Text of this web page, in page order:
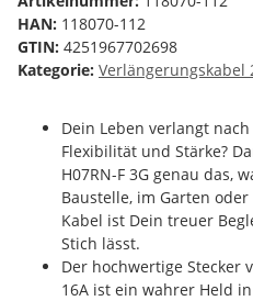
HAN: 118070-112
GTIN: 4251967702698
Kategorie: Verlängerungskabel
Dein Leben verlangt
Flexibilität und Stärke?
H07RN-F 3G genau das,
Baustelle, im Garten
Kabel ist Dein treuer
Stich lässt.
Der hochwertige Stecker
16A ist ein wahrer Held